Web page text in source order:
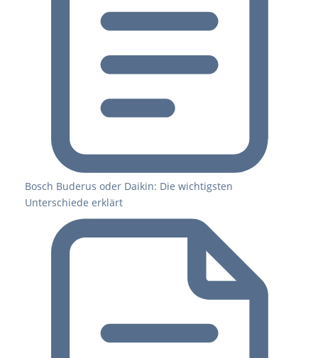
Bosch Buderus oder Daikin: Die wichtigsten
Unterschiede erklärt